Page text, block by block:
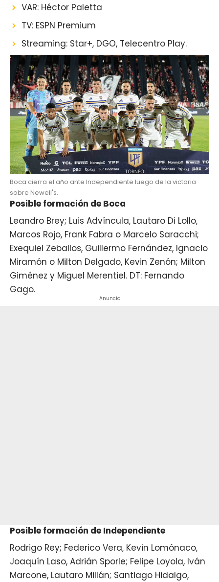
VAR: Héctor Paletta
TV: ESPN Premium
Streaming: Star+, DGO, Telecentro Play.
Boca cierra el año ante Independiente luego de la victoria
sobre Newell's.
Posible formación de Boca
Leandro Brey; Luis Advíncula, Lautaro Di Lollo,
Marcos Rojo, Frank Fabra o Marcelo Saracchi;
Exequiel Zeballos, Guillermo Fernández, Ignacio
Miramón o Milton Delgado, Kevin Zenón; Milton
Giménez y Miguel Merentiel. DT: Fernando
Gago.
Anuncio
Posible formación de Independiente
Rodrigo Rey; Federico Vera, Kevin Lomónaco,
Joaquín Laso, Adrián Sporle; Felipe Loyola, Iván
Marcone, Lautaro Millán; Santiago Hidalgo,